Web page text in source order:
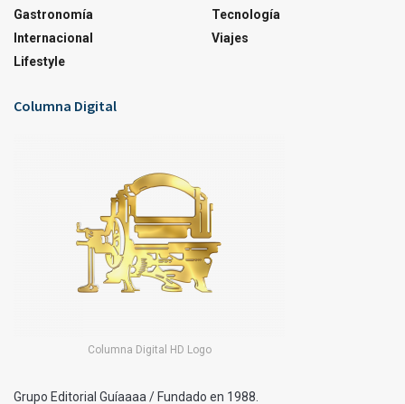
Gastronomía
Internacional
Lifestyle
Tecnología
Viajes
Columna Digital
Columna Digital HD Logo
Grupo Editorial Guíaaaa / Fundado en 1988.